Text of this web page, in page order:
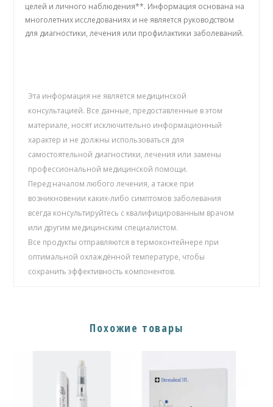
целей и личного наблюдения**. Информация основана на
многолетних исследованиях и не является руководством
для диагностики, лечения или профилактики заболеваний.
Эта информация не является медицинской
консультацией. Все данные, предоставленные в этом
материале, носят исключительно информационный
характер и не должны использоваться для
самостоятельной диагностики, лечения или замены
профессиональной медицинской помощи.
Перед началом любого лечения, а также при
возникновении каких-либо симптомов заболевания
всегда консультируйтесь с квалифицированным врачом
или другим медицинским специалистом.
Все продукты отправляются в термоконтейнере при
оптимальной охлаждённой температуре, чтобы
сохранить эффективность компонентов.
Похожие товары